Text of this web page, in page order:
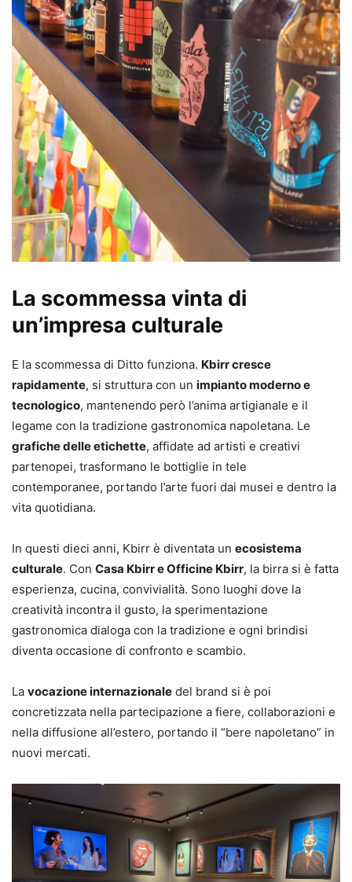
La scommessa vinta di
un’impresa culturale
E la scommessa di Ditto funziona. Kbirr cresce
rapidamente, si struttura con un impianto moderno e
tecnologico, mantenendo però l’anima artigianale e il
legame con la tradizione gastronomica napoletana. Le
grafiche delle etichette, affidate ad artisti e creativi
partenopei, trasformano le bottiglie in tele
contemporanee, portando l’arte fuori dai musei e dentro la
vita quotidiana.
In questi dieci anni, Kbirr è diventata un ecosistema
culturale. Con Casa Kbirr e Officine Kbirr, la birra si è fatta
esperienza, cucina, convivialità. Sono luoghi dove la
creatività incontra il gusto, la sperimentazione
gastronomica dialoga con la tradizione e ogni brindisi
diventa occasione di confronto e scambio.
La vocazione internazionale del brand si è poi
concretizzata nella partecipazione a fiere, collaborazioni e
nella diffusione all’estero, portando il “bere napoletano” in
nuovi mercati.